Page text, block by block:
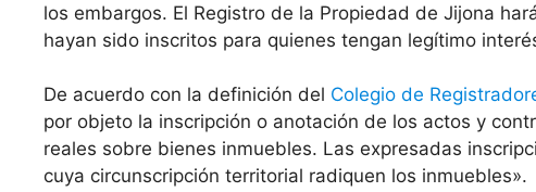
los embargos. El Registro de la Propiedad de Jijona
hayan sido inscritos para quienes tengan legítimo
De acuerdo con la definición del Colegio de
por objeto la inscripción o anotación de los actos y
reales sobre bienes inmuebles. Las expresadas
cuya circunscripción territorial radiquen los inmuebles».